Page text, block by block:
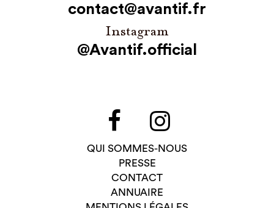
contact@avantif.fr
Instagram
@Avantif.official
QUI SOMMES-NOUS
PRESSE
CONTACT
ANNUAIRE